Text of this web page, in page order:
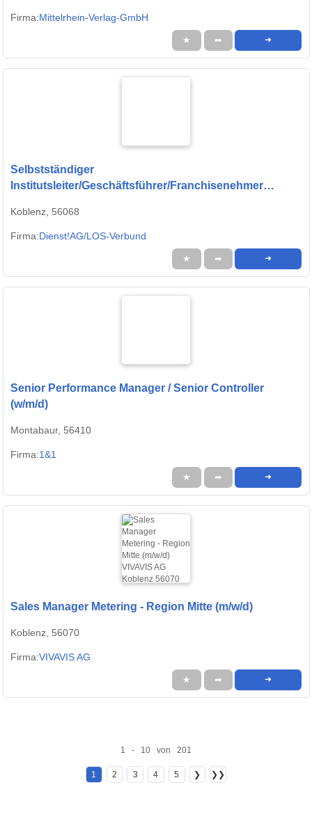
Firma:Mittelrhein-Verlag-GmbH
★ ➦ ➜
Selbstständiger
Institutsleiter/Geschäftsführer/Franchisenehmer
Koblenz, 56068
Firma:Dienst!AG/LOS-Verbund
★ ➦ ➜
Senior Performance Manager / Senior Controller
(w/m/d)
Montabaur, 56410
Firma:1&1
★ ➦ ➜
Sales Manager Metering - Region Mitte (m/w/d)
Koblenz, 56070
Firma:VIVAVIS AG
★ ➦ ➜
1 - 10 von 201
1 2 3 4 5 ❯ ❯❯